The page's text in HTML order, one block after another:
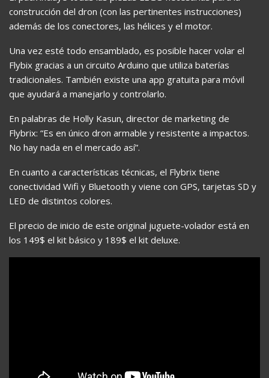
construcción del dron (con las pertinentes instrucciones)
además de los conectores, las hélices y el motor.
Una vez esté todo ensamblado, es posible hacer volar el
Flybix gracias a un circuito Arduino que utiliza baterías
tradicionales. También existe una app gratuita para móvil
que ayudará a manejarlo y controlarlo.
En palabras de Holly Kasun, director de marketing de
Flybrix: “Es en único dron armable y resistente a impactos.
No hay nada en el mercado así”.
En cuanto a características técnicas, el Flybrix tiene
conectividad Wifi y Bluetooth y viene con GPS, tarjetas SD y
LED de distintos colores.
El precio de inicio de este original juguete-volador está en
los 149$ el kit básico y 189$ el kit deluxe.